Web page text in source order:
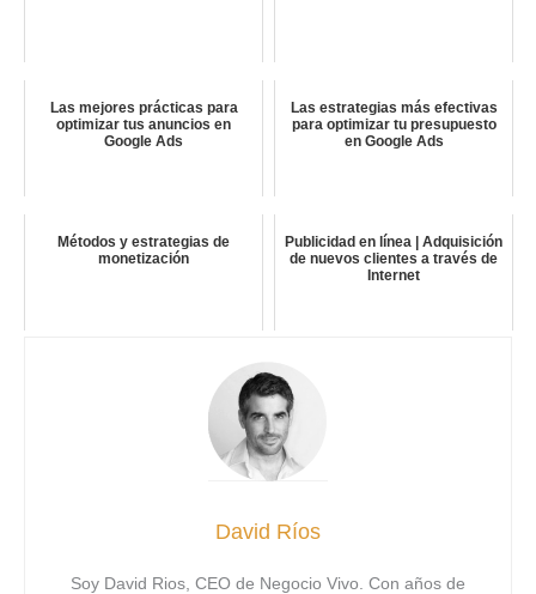
Las mejores prácticas para
optimizar tus anuncios en
Google Ads
Las estrategias más efectivas
para optimizar tu presupuesto
en Google Ads
Métodos y estrategias de
monetización
Publicidad en línea | Adquisición
de nuevos clientes a través de
Internet
David Ríos
Soy David Rios, CEO de Negocio Vivo. Con años de